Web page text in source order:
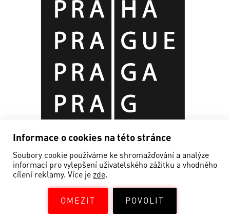
Informace o cookies na této stránce
Soubory cookie používáme ke shromažďování a analýze
informací pro vylepšení uživatelského zážitku a vhodného
cílení reklamy. Více je zde.
OMEZIT POVOLIT